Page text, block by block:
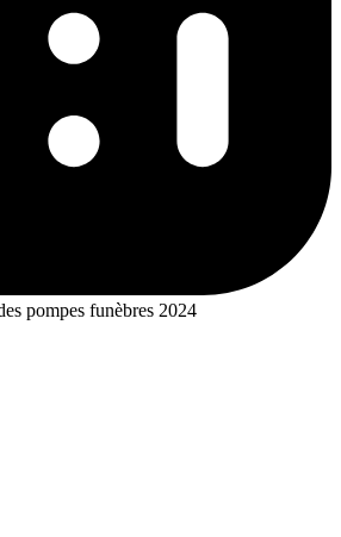
pompes funèbres 2024